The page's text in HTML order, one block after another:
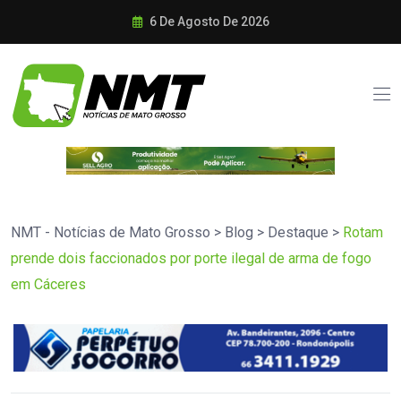
6 De Agosto De 2026
NMT - Notícias de Mato Grosso > Blog > Destaque > Rotam
prende dois faccionados por porte ilegal de arma de fogo
em Cáceres